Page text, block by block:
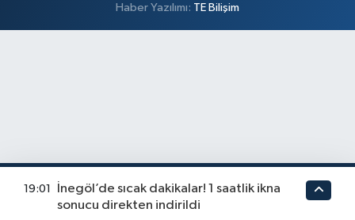
Haber Yazılımı: TE Bilişim
19:01
İnegöl’de sıcak dakikalar! 1 saatlik ikna
sonucu direkten indirildi